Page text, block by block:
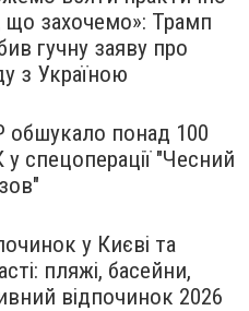
що захочемо»: Трамп
гучну заяву про
з Україною
обшукало понад 100
спецоперації "Чесний
у Києві та
пляжі, басейни,
відпочинок 2026